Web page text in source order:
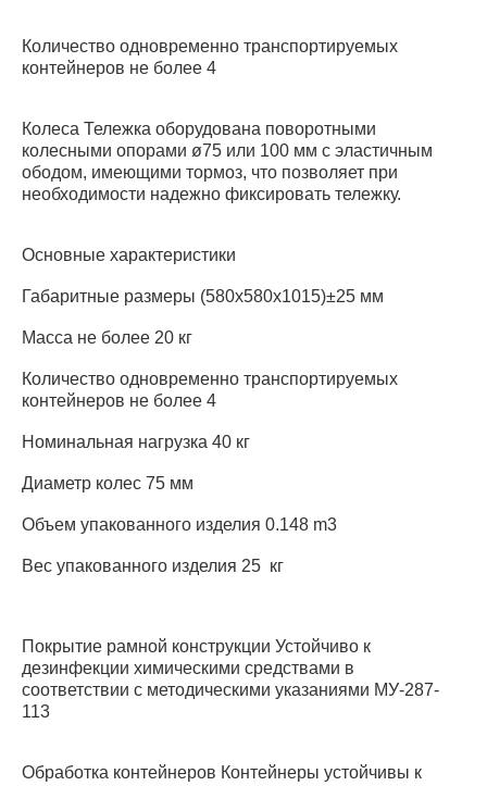
Количество одновременно транспортируемых
контейнеров не более 4
Колеса Тележка оборудована поворотными
колесными опорами ø75 или 100 мм с эластичным
ободом, имеющими тормоз, что позволяет при
необходимости надежно фиксировать тележку.
Основные характеристики
Габаритные размеры (580х580х1015)±25 мм
Масса не более 20 кг
Количество одновременно транспортируемых
контейнеров не более 4
Номинальная нагрузка 40 кг
Диаметр колес 75 мм
Объем упакованного изделия 0.148 m3
Вес упакованного изделия 25 кг
Покрытие рамной конструкции Устойчиво к
дезинфекции химическими средствами в
соответствии с методическими указаниями МУ-287-
113
Обработка контейнеров Контейнеры устойчивы к